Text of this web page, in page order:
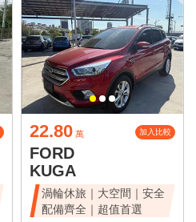
22.80 萬 加入比較
FORD
KUGA
渦輪休旅｜大空間｜安全
配備齊全｜超值首選